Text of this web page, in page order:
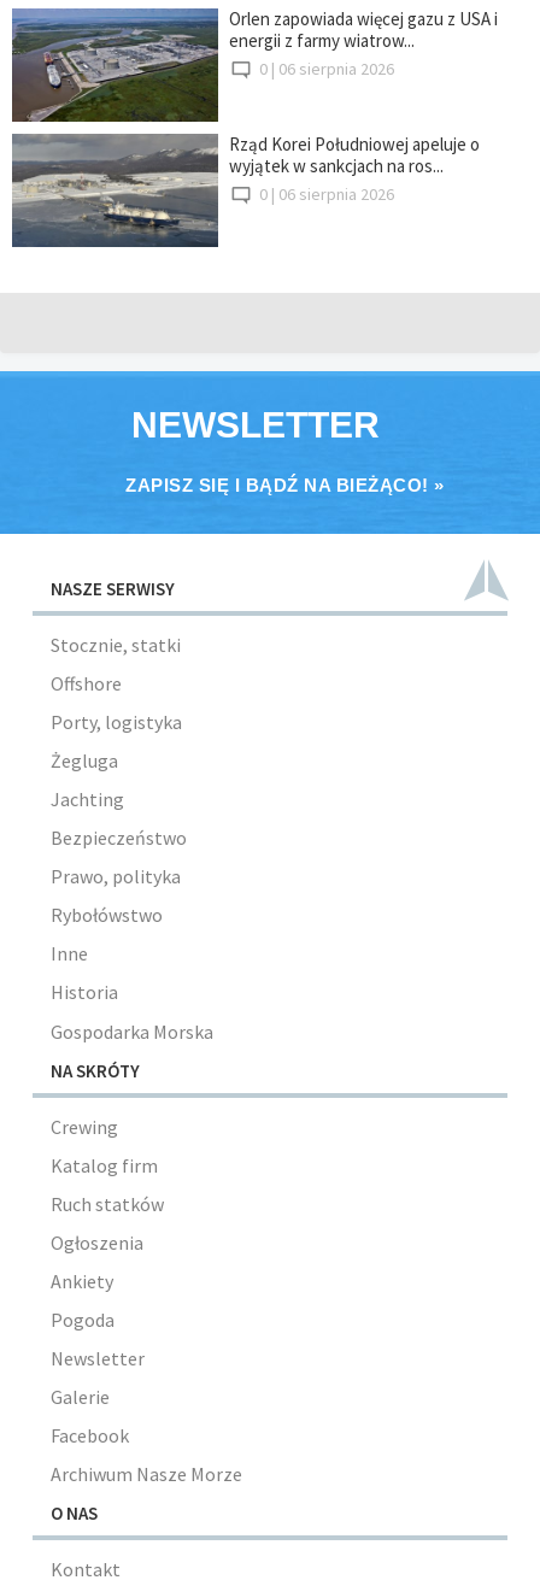
Orlen zapowiada więcej gazu z USA i
energii z farmy wiatrow...
0 | 06 sierpnia 2026
Rząd Korei Południowej apeluje o
wyjątek w sankcjach na ros...
0 | 06 sierpnia 2026
NEWSLETTER
ZAPISZ SIĘ I BĄDŹ NA BIEŻĄCO! »
NASZE SERWISY
Stocznie, statki
Offshore
Porty, logistyka
Żegluga
Jachting
Bezpieczeństwo
Prawo, polityka
Rybołówstwo
Inne
Historia
Gospodarka Morska
NA SKRÓTY
Crewing
Katalog firm
Ruch statków
Ogłoszenia
Ankiety
Pogoda
Newsletter
Galerie
Facebook
Archiwum Nasze Morze
O NAS
Kontakt